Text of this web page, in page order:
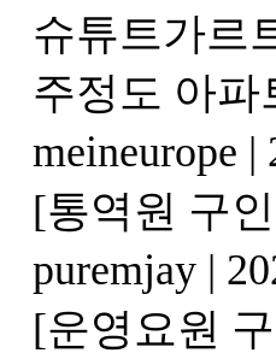
슈튜트가르
주정도 아파
meineurope |
[통역원 구
puremjay |
[운영요원